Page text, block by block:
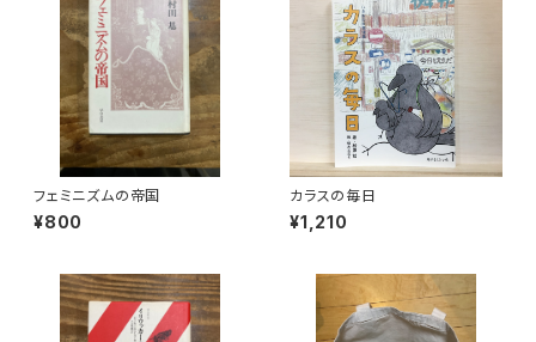
フェミニズムの帝国
¥800
カラスの毎日
¥1,210